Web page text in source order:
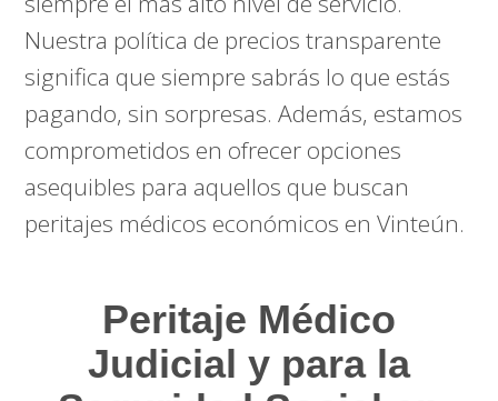
Nuestra política de precios transparente
significa que siempre sabrás lo que estás
pagando, sin sorpresas. Además, estamos
comprometidos en ofrecer opciones
asequibles para aquellos que buscan
peritajes médicos económicos en Vinteún.
Peritaje Médico
Judicial y para la